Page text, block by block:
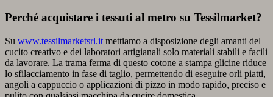
Perché acquistare i tessuti al metro su Tessilmarket?
Su www.tessilmarketsrl.it mettiamo a disposizione degli amanti del
cucito creativo e dei laboratori artigianali solo materiali stabili e facili
da lavorare. La trama ferma di questo cotone a stampa glicine riduce
lo sfilacciamento in fase di taglio, permettendo di eseguire orli piatti,
angoli a cappuccio o applicazioni di pizzo in modo rapido, preciso e